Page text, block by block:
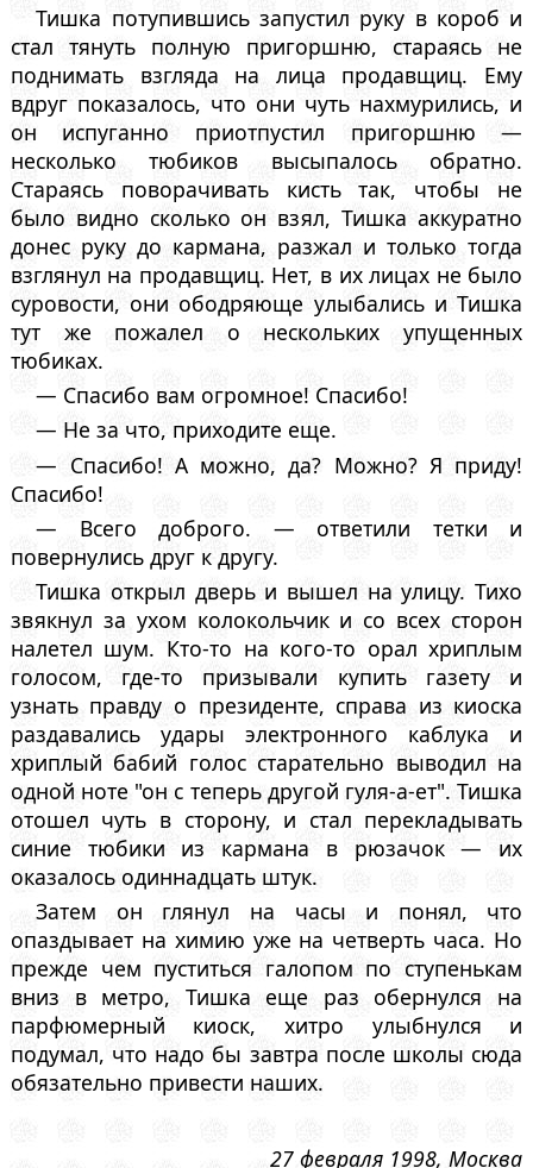
Тишка потупившись запустил руку в короб и
стал тянуть полную пригоршню, стараясь не
поднимать взгляда на лица продавщиц. Ему
вдруг показалось, что они чуть нахмурились, и
он испуганно приотпустил пригоршню —
несколько тюбиков высыпалось обратно.
Стараясь поворачивать кисть так, чтобы не
было видно сколько он взял, Тишка аккуратно
донес руку до кармана, разжал и только тогда
взглянул на продавщиц. Нет, в их лицах не было
суровости, они ободряюще улыбались и Тишка
тут же пожалел о нескольких упущенных
тюбиках.
— Спасибо вам огромное! Спасибо!
— Не за что, приходите еще.
— Спасибо! А можно, да? Можно? Я приду!
Спасибо!
— Всего доброго. — ответили тетки и
повернулись друг к другу.
Тишка открыл дверь и вышел на улицу. Тихо
звякнул за ухом колокольчик и со всех сторон
налетел шум. Кто-то на кого-то орал хриплым
голосом, где-то призывали купить газету и
узнать правду о президенте, справа из киоска
раздавались удары электронного каблука и
хриплый бабий голос старательно выводил на
одной ноте "он с теперь другой гуля-а-ет". Тишка
отошел чуть в сторону, и стал перекладывать
синие тюбики из кармана в рюзачок — их
оказалось одиннадцать штук.
Затем он глянул на часы и понял, что
опаздывает на химию уже на четверть часа. Но
прежде чем пуститься галопом по ступенькам
вниз в метро, Тишка еще раз обернулся на
парфюмерный киоск, хитро улыбнулся и
подумал, что надо бы завтра после школы сюда
обязательно привести наших.
27 февраля 1998, Москва